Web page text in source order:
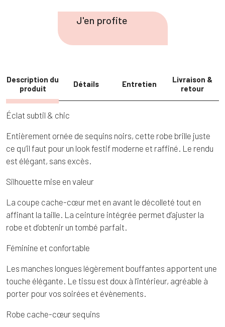
J'en profite
Description du
produit
Détails Entretien
Livraison &
retour
Éclat subtil & chic
Entièrement ornée de sequins noirs, cette robe brille juste
ce qu’il faut pour un look festif moderne et raffiné. Le rendu
est élégant, sans excès.
Silhouette mise en valeur
La coupe cache-cœur met en avant le décolleté tout en
affinant la taille. La ceinture intégrée permet d’ajuster la
robe et d’obtenir un tombé parfait.
Féminine et confortable
Les manches longues légèrement bouffantes apportent une
touche élégante. Le tissu est doux à l’intérieur, agréable à
porter pour vos soirées et évènements.
Robe cache-cœur sequins